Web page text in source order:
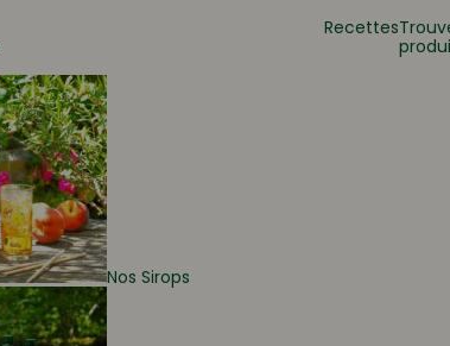
Nos Sirops
Recettes